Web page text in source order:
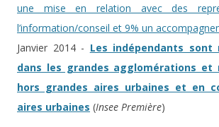
une mise en relation avec des
l’information/conseil et 9% un
Janvier 2014 - Les indépendants sont
dans les grandes agglomérations et
hors grandes aires urbaines et en
aires urbaines (Insee Première)